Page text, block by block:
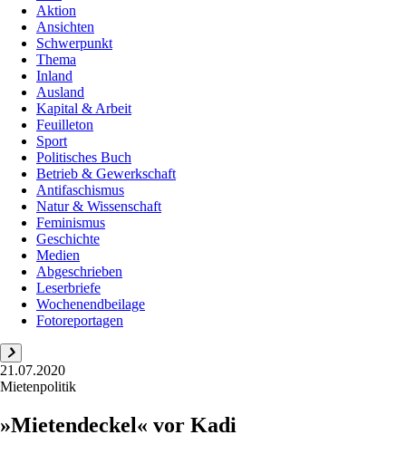
Aktion
Ansichten
Schwerpunkt
Thema
Inland
Ausland
Kapital & Arbeit
Feuilleton
Sport
Politisches Buch
Betrieb & Gewerkschaft
Antifaschismus
Natur & Wissenschaft
Feminismus
Geschichte
Medien
Abgeschrieben
Leserbriefe
Wochenendbeilage
Fotoreportagen
21.07.2020
Mietenpolitik
»Mietendeckel« vor Kadi